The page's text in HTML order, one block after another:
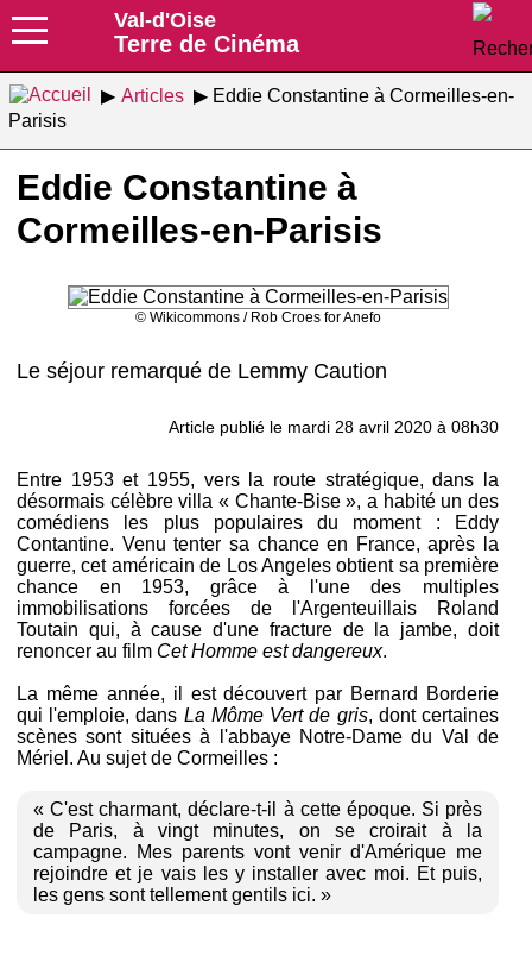
Val-d'Oise
Terre de Cinéma
Articles
Eddie Constantine à Cormeilles-en-
Parisis
Eddie Constantine à
Cormeilles-en-Parisis
© Wikicommons / Rob Croes for Anefo
Le séjour remarqué de Lemmy Caution
Article publié le mardi 28 avril 2020 à 08h30
Entre 1953 et 1955, vers la route stratégique, dans la
désormais célèbre villa « Chante-Bise », a habité un des
comédiens les plus populaires du moment : Eddy
Contantine. Venu tenter sa chance en France, après la
guerre, cet américain de Los Angeles obtient sa première
chance en 1953, grâce à l'une des multiples
immobilisations forcées de l'Argenteuillais Roland
Toutain qui, à cause d'une fracture de la jambe, doit
renoncer au film Cet Homme est dangereux.
La même année, il est découvert par Bernard Borderie
qui l'emploie, dans La Môme Vert de gris, dont certaines
scènes sont situées à l'abbaye Notre-Dame du Val de
Mériel. Au sujet de Cormeilles :
« C'est charmant, déclare-t-il à cette époque. Si près
de Paris, à vingt minutes, on se croirait à la
campagne. Mes parents vont venir d'Amérique me
rejoindre et je vais les y installer avec moi. Et puis,
les gens sont tellement gentils ici. »